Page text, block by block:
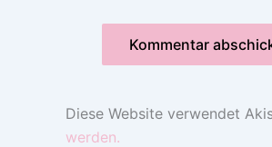
Diese Website verwendet
werden.